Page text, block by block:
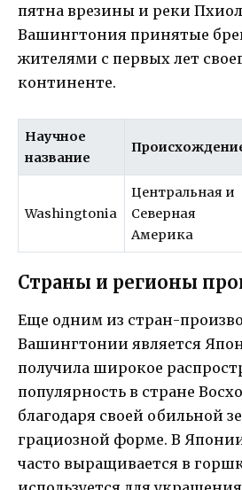
пятна врезины и реки
Вашингтония принятые
жителями с первых лет
континенте.
Научное
название
Washingtonia
Центральная и
Северная
Америка
Страны и регионы
Еще одним из стран-
Вашингтонии является
получила широкое
популярность в стране
благодаря своей обильной
грациозной форме. В
часто выращивается в